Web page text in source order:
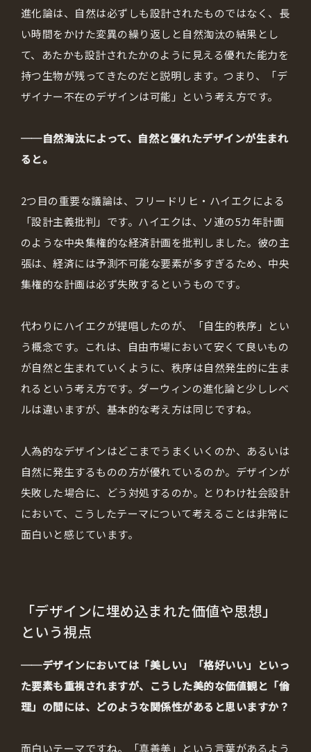
進化論は、自然は必ずしも設計されたものではなく、長
い時間をかけた変異の繰り返しと自然淘汰の結果とし
て、あたかも設計されたかのように見える優れた能力を
持つ生物が残ってきたのだと説明します。つまり、「デ
ザイナー不在のデザインは可能」という考え方です。
──自然淘汰によって、自然と優れたデザインが生まれ
ると。
2つ目の重要な議論は、フリードリヒ・ハイエクによる
「設計主義批判」です。ハイエクは、ソ連の5カ年計画
のような中央集権的な経済計画を批判しました。彼の主
張は、経済には予測不可能な要素が多すぎるため、中央
集権的な計画は必ず失敗するというものです。
代わりにハイエクが提唱したのが、「自生的秩序」とい
う概念です。これは、自由市場において安くて良いもの
が自然と生まれていくように、秩序は自然発生的に生ま
れるという考え方です。ダーウィンの進化論と少しレベ
ルは違いますが、基本的な考え方は同じですね。
人為的なデザインはどこまでうまくいくのか、あるいは
自然に発生するものの方が優れているのか。デザインが
失敗した場合に、どう対処するのか。とりわけ社会設計
において、こうしたテーマについて考えることは非常に
面白いと感じています。
「デザインに埋め込まれた価値や思想」
という視点
──デザインにおいては「美しい」「格好いい」といっ
た要素も重視されますが、こうした美的な価値観と「倫
理」の間には、どのような関係性があると思いますか？
面白いテーマですね。「真善美」という言葉があるよう